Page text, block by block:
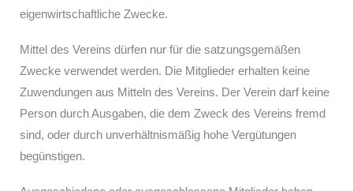
eigenwirtschaftliche Zwecke.
Mittel des Vereins dürfen nur für die satzungsgemäßen
Zwecke verwendet werden. Die Mitglieder erhalten keine
Zuwendungen aus Mitteln des Vereins. Der Verein darf keine
Person durch Ausgaben, die dem Zweck des Vereins fremd
sind, oder durch unverhältnismäßig hohe Vergütungen
begünstigen.